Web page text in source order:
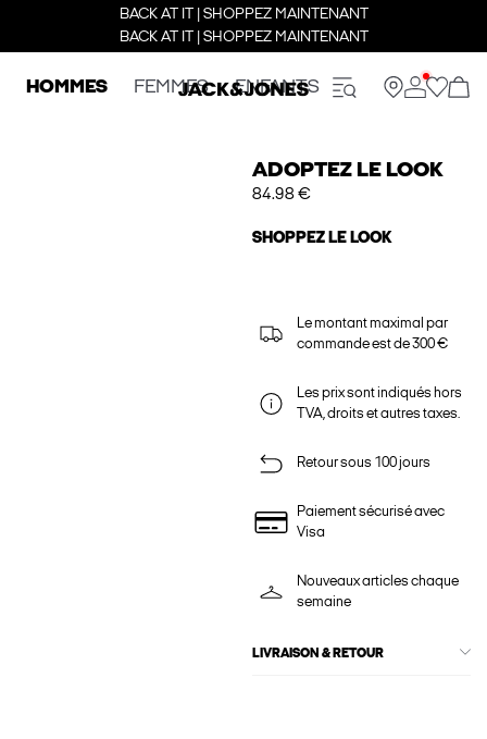
BACK AT IT | SHOPPEZ MAINTENANT
BACK AT IT | SHOPPEZ MAINTENANT
HOMMES FEMMES ENFANTS
ADOPTEZ LE LOOK
84.98 €
SHOPPEZ LE LOOK
Le montant maximal par
commande est de 300 €
Les prix sont indiqués hors
TVA, droits et autres taxes.
Retour sous 100 jours
Paiement sécurisé avec
Visa
Nouveaux articles chaque
semaine
LIVRAISON & RETOUR